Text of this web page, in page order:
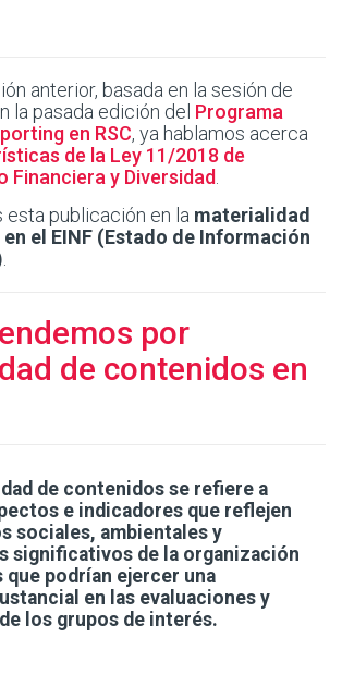
anterior, basada en la sesión de
la pasada edición del Programa
en RSC, ya hablamos acerca
de la Ley 11/2018 de
Financiera y Diversidad
esta publicación en la materialidad
el EINF (Estado de Información
por
de contenidos en
de contenidos se refiere a
e indicadores que reflejen
sociales, ambientales y
significativos de la organización
que podrían ejercer una
en las evaluaciones y
los grupos de interés.